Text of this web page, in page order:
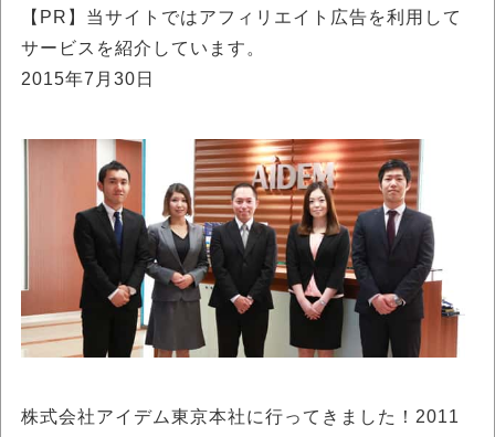
【PR】当サイトではアフィリエイト広告を利用して
サービスを紹介しています。
2015年7月30日
株式会社アイデム東京本社に行ってきました！2011